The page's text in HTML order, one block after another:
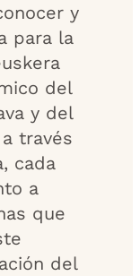
y
para la
del
y del
través
cada
a
que
del